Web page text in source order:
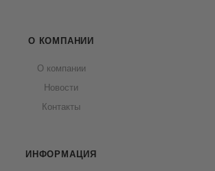
О КОМПАНИИ
О компании
Новости
Контакты
ИНФОРМАЦИЯ